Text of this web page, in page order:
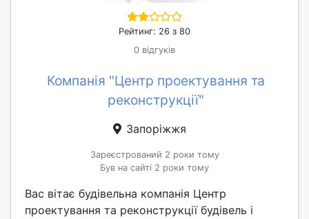
Рейтинг: 26 з 80
0 відгуків
Компанія "Центр проектування та
реконструкції"
Запоріжжя
Зареєстрований 2 роки тому
Був на сайті 2 роки тому
Вас вітає будівельна компанія Центр
проектування та реконструкції будівель і